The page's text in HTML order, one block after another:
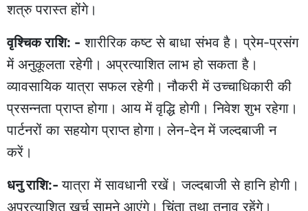
शत्रु परास्त होंगे।
वृश्चिक राशि: - शारीरिक कष्ट से बाधा संभव है। प्रेम-प्रसंग
में अनुकूलता रहेगी। अप्रत्याशित लाभ हो सकता है।
व्यावसायिक यात्रा सफल रहेगी। नौकरी में उच्चाधिकारी की
प्रसन्नता प्राप्त होगा। आय में वृद्धि होगी। निवेश शुभ रहेगा।
पार्टनरों का सहयोग प्राप्त होगा। लेन-देन में जल्दबाजी न
करें।
धनु राशि:-यात्रा में सावधानी रखें। जल्दबाजी से हानि होगी।
अप्रत्याशित खर्च सामने आएंगे। चिंता तथा तनाव रहेंगे।